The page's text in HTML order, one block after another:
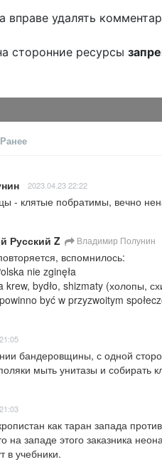
удалять
сторонние ресурсы
Ранее
2023.04.23 22:22
- клятые побратимы, вечно
Русский Z Владимир Полунин
вспомнилось:
nie zginęła
krew, bydło, shizmaty (холопы,
być w przyzwoitym
бандеровщины, с одной
мыть унитазы и собирать
как таран запада
на западе этого заказника
в учебники.